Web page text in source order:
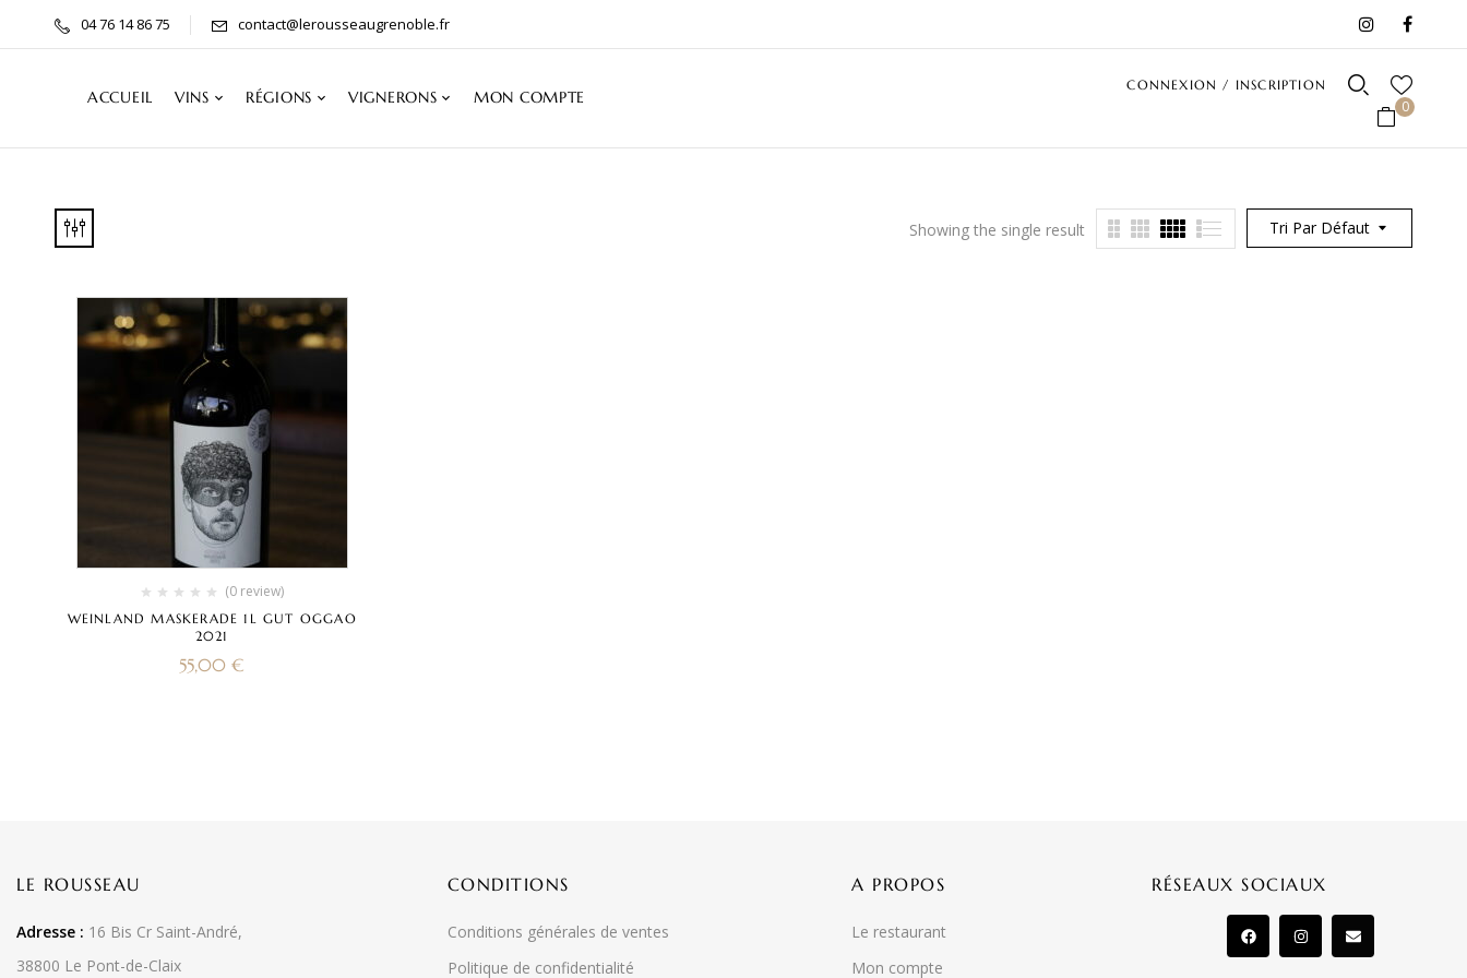
04 76 14 86 75 contact@lerousseaugrenoble.fr
ACCUEIL VINS RÉGIONS VIGNERONS MON COMPTE
CONNEXION / INSCRIPTION
0
Tri Par Défaut
Showing the single result
(0 review)
WEINLAND MASKERADE 1L GUT OGGAO
2021
55,00€
LE ROUSSEAU
Adresse : 16 Bis Cr Saint-André,
38800 Le Pont-de-Claix
CONDITIONS
Conditions générales de ventes
Politique de confidentialité
A PROPOS
Le restaurant
Mon compte
RÉSEAUX SOCIAUX